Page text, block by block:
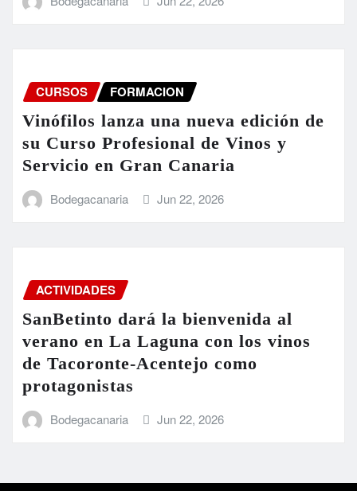
CURSOS FORMACION
Vinófilos lanza una nueva edición de
su Curso Profesional de Vinos y
Servicio en Gran Canaria
Bodegacanaria Jun 22, 2026
ACTIVIDADES
SanBetinto dará la bienvenida al
verano en La Laguna con los vinos
de Tacoronte-Acentejo como
protagonistas
Bodegacanaria Jun 22, 2026